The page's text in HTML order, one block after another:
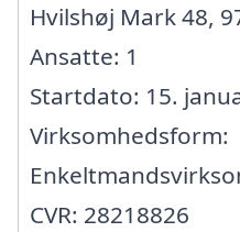
Hvilshøj Mark 48,
Ansatte: 1
Startdato: 15.
Virksomhedsform:
CVR: 28218826